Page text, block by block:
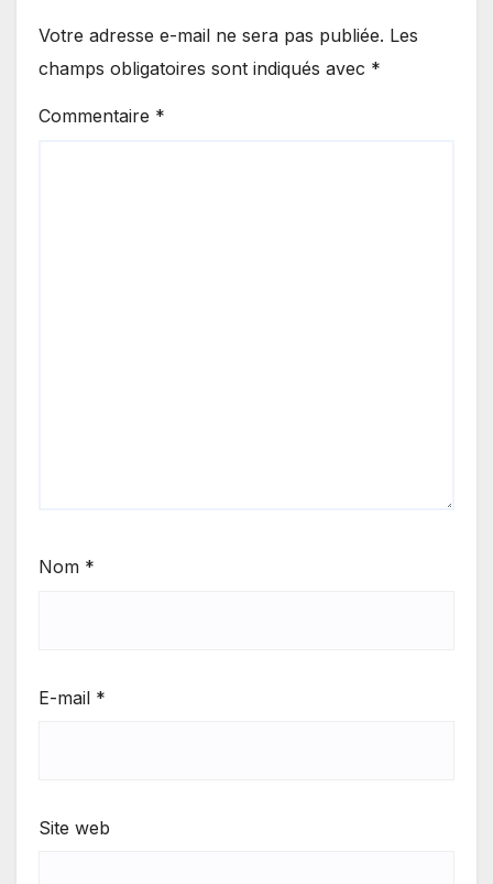
Votre adresse e-mail ne sera pas publiée. Les
champs obligatoires sont indiqués avec *
Commentaire *
Nom *
E-mail *
Site web